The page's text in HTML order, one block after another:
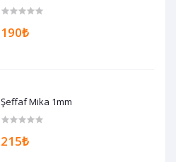
190₺
Şeffaf Mika 1mm
215₺